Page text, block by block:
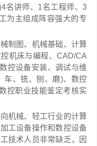
名讲师、1名工程师、3
为主组成阵容强大的专
图、机械基础、计算
机床与编程、CAD/CA
控设备安装、调试与维
车、铣、刨、磨)、数控
控职业技能鉴定考核实
械、轻工行业的计算
工设备操作和数控设备
技术人员非常缺乏，因